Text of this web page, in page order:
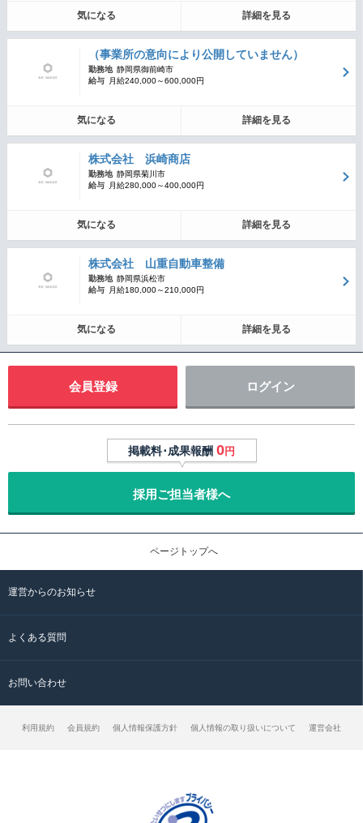
気になる 詳細を見る
（事業所の意向により公開していません）
勤務地 静岡県御前崎市
給与
月給240,000～600,000円
気になる 詳細を見る
株式会社 浜崎商店
勤務地 静岡県菊川市
給与
月給280,000～400,000円
気になる 詳細を見る
株式会社 山重自動車整備
勤務地 静岡県浜松市
給与
月給180,000～210,000円
気になる 詳細を見る
会員登録 ログイン
掲載料･成果報酬 0円
採用ご担当者様へ
ページトップへ
運営からのお知らせ
よくある質問
お問い合わせ
利用規約 会員規約 個人情報保護方針 個人情報の取り扱いについて 運営会社